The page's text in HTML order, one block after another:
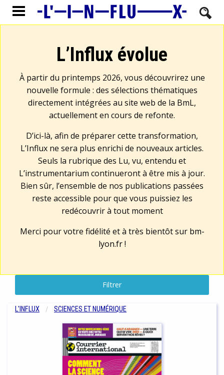
L’Influx évolue
À partir du printemps 2026, vous découvrirez une
nouvelle formule : des sélections thématiques
directement intégrées au site web de la BmL,
actuellement en cours de refonte.
D’ici-là, afin de préparer cette transformation,
L’Influx ne sera plus enrichi de nouveaux articles.
Seuls la rubrique des Lu, vu, entendu et
L’instrumentarium continueront à être mis à jour.
Bien sûr, l’ensemble de nos publications passées
reste accessible pour que vous puissiez les
redécouvrir à tout moment
Merci pour votre fidélité et à très bientôt sur bm-
lyon.fr!
Filtrer
L'INFLUX SCIENCES ET NUMÉRIQUE